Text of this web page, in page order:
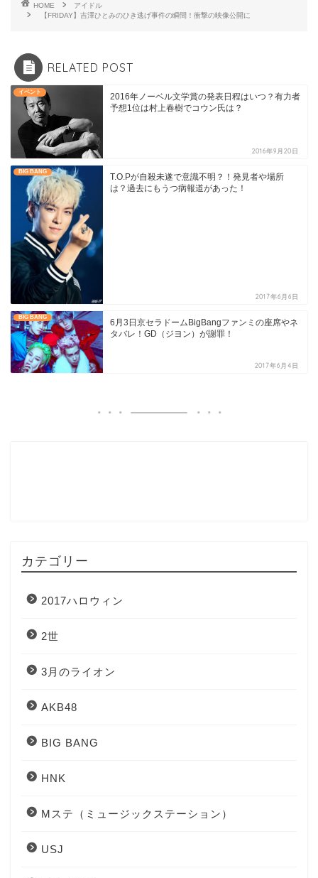
HOME
アイドル
【FRIDAY】吉澤ひとみのひき逃げ事件の瞬間！衝撃の映像公開に
RELATED POST
イベント
2016年ノーベル文学賞の発表日程はいつ？有力者
予想1位は村上春樹でコウン氏は？
2016年9月20日
BIG BANG
T.O.Pが自殺未遂で意識不明？！発見者や場所
は？過去にもうつ病報道があった！
2017年6月6日
BIG BANG
6月3日京セラドームBigBangファンミの座席やネ
タバレ！GD（ジヨン）が謝罪！
2017年6月4日
カテゴリー
2017ハロウィン
2世
3月のライオン
AKB48
BIG BANG
HNK
Mステ（ミュージックステーション）
USJ